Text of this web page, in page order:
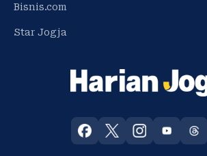
Bisnis.com
Star Jogja